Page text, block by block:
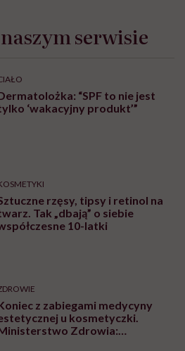
serwisie
“SPF to nie jest
‘wakacyjny produkt’”
rzęsy, tipsy i retinol na
Tak „dbają” o siebie
10-latki
z zabiegami medycyny
u kosmetyczki.
Zdrowia: